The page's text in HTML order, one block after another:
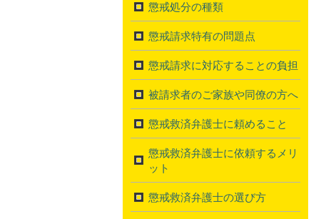
懲戒処分の種類
懲戒請求特有の問題点
懲戒請求に対応することの負担
被請求者のご家族や同僚の方へ
懲戒救済弁護士に頼めること
懲戒救済弁護士に依頼するメリ
ット
懲戒救済弁護士の選び方